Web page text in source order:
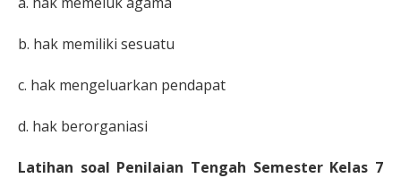
b. hak memiliki sesuatu
c. hak mengeluarkan pendapat
d. hak berorganiasi
Latihan soal Penilaian Tengah Semester Kelas 7